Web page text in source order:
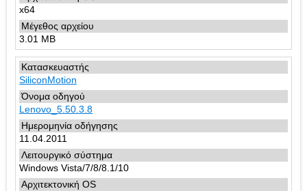
x64
3.01 MB
SiliconMotion
Lenovo_5.50.3.8
11.04.2011
Windows Vista/7/8/8.1/10